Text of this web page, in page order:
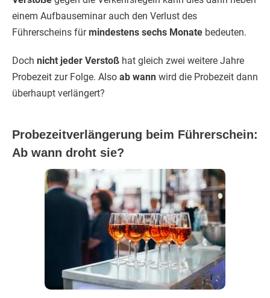
einem Aufbauseminar auch den Verlust des
Führerscheins fürmindestens sechs Monate bedeuten.
Doch nicht jeder Verstoß hat gleich zwei weitere Jahre
Probezeit zur Folge. Also ab wann wird die Probezeit dann
überhaupt verlängert?
Probezeitverlängerung beim Führerschein:
Ab wann droht sie?